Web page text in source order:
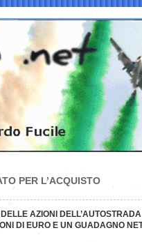
PER L’ACQUISTO
AZIONI
DI EURO E UN GUADAGNO